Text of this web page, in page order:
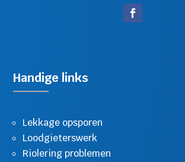
Handige links
Lekkage opsporen
Loodgieterswerk
Riolering problemen